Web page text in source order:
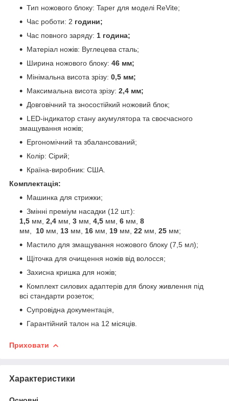
Тип ножового блоку: Taper для моделі ReVite;
Час роботи: 2 години;
Час повного заряду: 1 година;
Матеріал ножів: Вуглецева сталь;
Ширина ножового блоку: 46 мм;
Мінімальна висота зрізу: 0,5 мм;
Максимальна висота зрізу: 2,4 мм;
Довговічний та зносостійкий ножовий блок;
LED-індикатор стану акумулятора та своєчасного
змащування ножів;
Ергономічний та збалансований;
Колір: Сірий;
Країна-виробник: США.
Комплектація:
Машинка для стрижки;
Змінні преміум насадки (12 шт.):
1,5 мм, 2,4 мм, 3 мм, 4,5 мм, 6 мм, 8
мм, 10 мм, 13 мм, 16 мм, 19 мм, 22 мм, 25 мм;
Мастило для змащування ножового блоку (7,5 мл);
Щіточка для очищення ножів від волосся;
Захисна кришка для ножів;
Комплект силових адаптерів для блоку живлення під
всі стандарти розеток;
Супровідна документація,
Гарантійний талон на 12 місяців.
Приховати
Характеристики